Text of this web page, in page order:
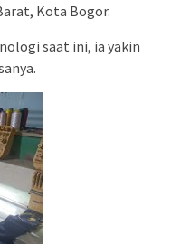
Kota Bogor.
saat ini, ia yakin